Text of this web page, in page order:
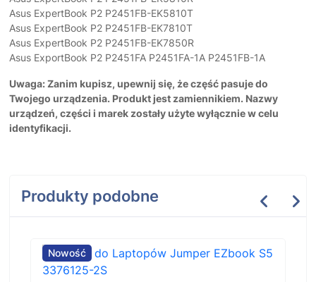
Asus ExpertBook P2 P2451FB-EK5810T
Asus ExpertBook P2 P2451FB-EK7810T
Asus ExpertBook P2 P2451FB-EK7850R
Asus ExportBook P2 P2451FA P2451FA-1A P2451FB-1A
Uwaga: Zanim kupisz, upewnij się, że część pasuje do
Twojego urządzenia. Produkt jest zamiennikiem. Nazwy
urządzeń, części i marek zostały użyte wyłącznie w celu
identyfikacji.
Produkty podobne
Nowość